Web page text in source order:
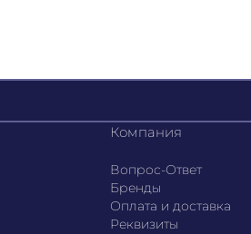
Компания
Вопрос-Ответ
Бренды
Оплата и доставка
Реквизиты